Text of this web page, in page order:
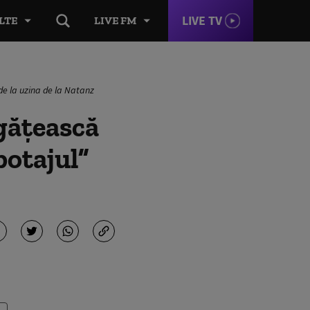
LIVE FM LIVE TV
la uzina de la Natanz